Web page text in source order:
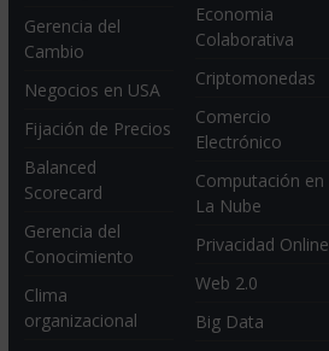
Gerencia del
Cambio
Negocios en USA
Fijación de Precios
Balanced
Scorecard
Gerencia del
Conocimiento
Clima
organizacional
Economia
Colaborativa
Criptomonedas
Comercio
Electrónico
Computación en
La Nube
Privacidad Online
Web 2.0
Big Data